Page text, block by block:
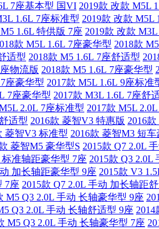
7座基本型 国VI 2019款 改款 M5L
1.6L 7座标准型 2019款 改款 M5L
1.6L 特供版 7座 2019款 改款
款 M5L 1.6L 7座豪华型 2018款
适型 2018款 M5 1.6L 7座舒适型
物流版 2018款 M5 1.6L 7座豪华型
座豪华型 2017款 M5L 1.6L 9座标准
7座豪华型 2017款 M3L 1.6L 7座舒
2.0L 7座标准型 2017款 M5L
适型 2016款 菱智V3 特惠版 2016
菱智V3 标准型 2016款 菱智M3 短车
菱智M5 豪华型S 2015款 Q7 2.0L
标准轴距豪华型 7座 2015款 Q3 2.0L
加长轴距豪华型 9座 2015款 V3
7座 2015款 Q7 2.0L 手动 加长轴距
M5 Q3 2.0L 手动 长轴豪华型 9座
Q3 2.0L 手动 长轴舒适型 9座
M5 Q3 2.0L 手动 长轴豪华型 7座